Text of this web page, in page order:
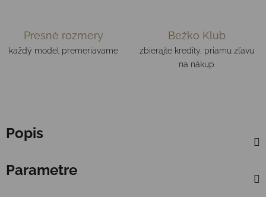
Presné rozmery
každý model premeriavame
Bežko Klub
zbierajte kredity, priamu zľavu
na nákup
Popis
Parametre